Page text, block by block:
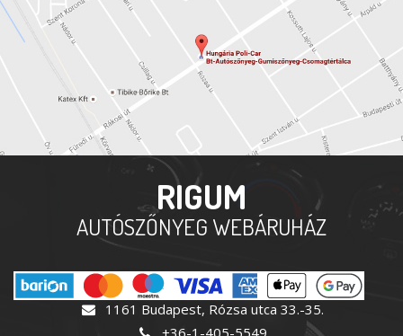
RIGUM
AUTÓSZŐNYEG WEBÁRUHÁZ
1161 Budapest, Rózsa utca 33.-35.
+36-1-405-5549